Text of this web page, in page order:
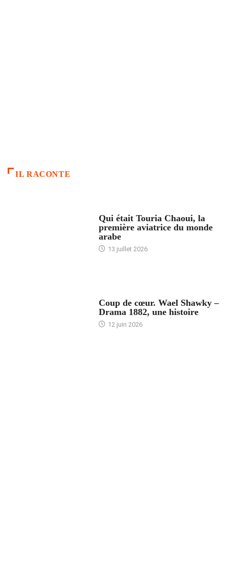
IL RACONTE
Qui était Touria Chaoui, la
première aviatrice du monde
arabe
13 juillet 2026
Coup de cœur. Wael Shawky –
Drama 1882, une histoire
12 juin 2026